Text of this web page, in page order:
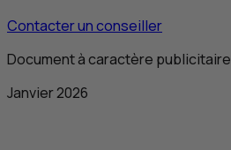
Contacter un conseiller
Document à caractère publicitaire
Janvier 2026